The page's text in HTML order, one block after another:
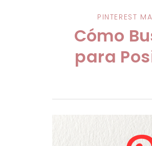
PINTEREST
Cómo
para